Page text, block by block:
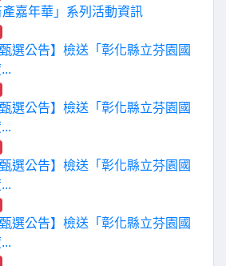
產嘉年華」系列活動資訊
選公告】檢送「彰化縣立芬園國
選公告】檢送「彰化縣立芬園國
選公告】檢送「彰化縣立芬園國
選公告】檢送「彰化縣立芬園國